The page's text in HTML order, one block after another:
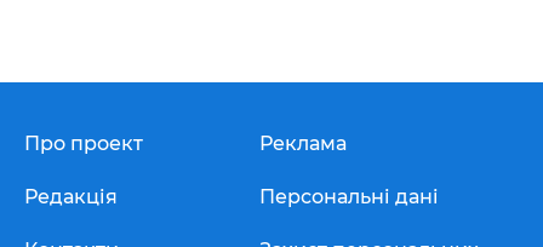
Про проект
Редакція
Реклама
Персональні дані